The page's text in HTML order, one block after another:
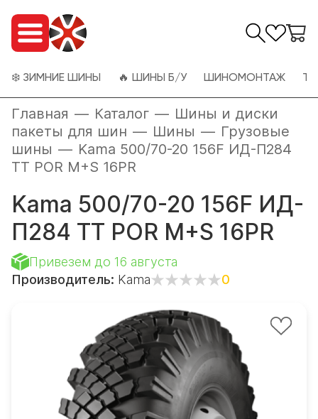
❄️ ЗИМНИЕ ШИНЫ 🔥 ШИНЫ Б/У ШИНОМОНТАЖ
Главная — Каталог — Шины и диски
пакеты для шин — Шины — Грузовые
шины — Kama 500/70-20 156F ИД-П284
TT POR M+S 16PR
Kama 500/70-20 156F ИД-
П284 TT POR M+S 16PR
Привезем до 16 августа
Производитель: Kama 0